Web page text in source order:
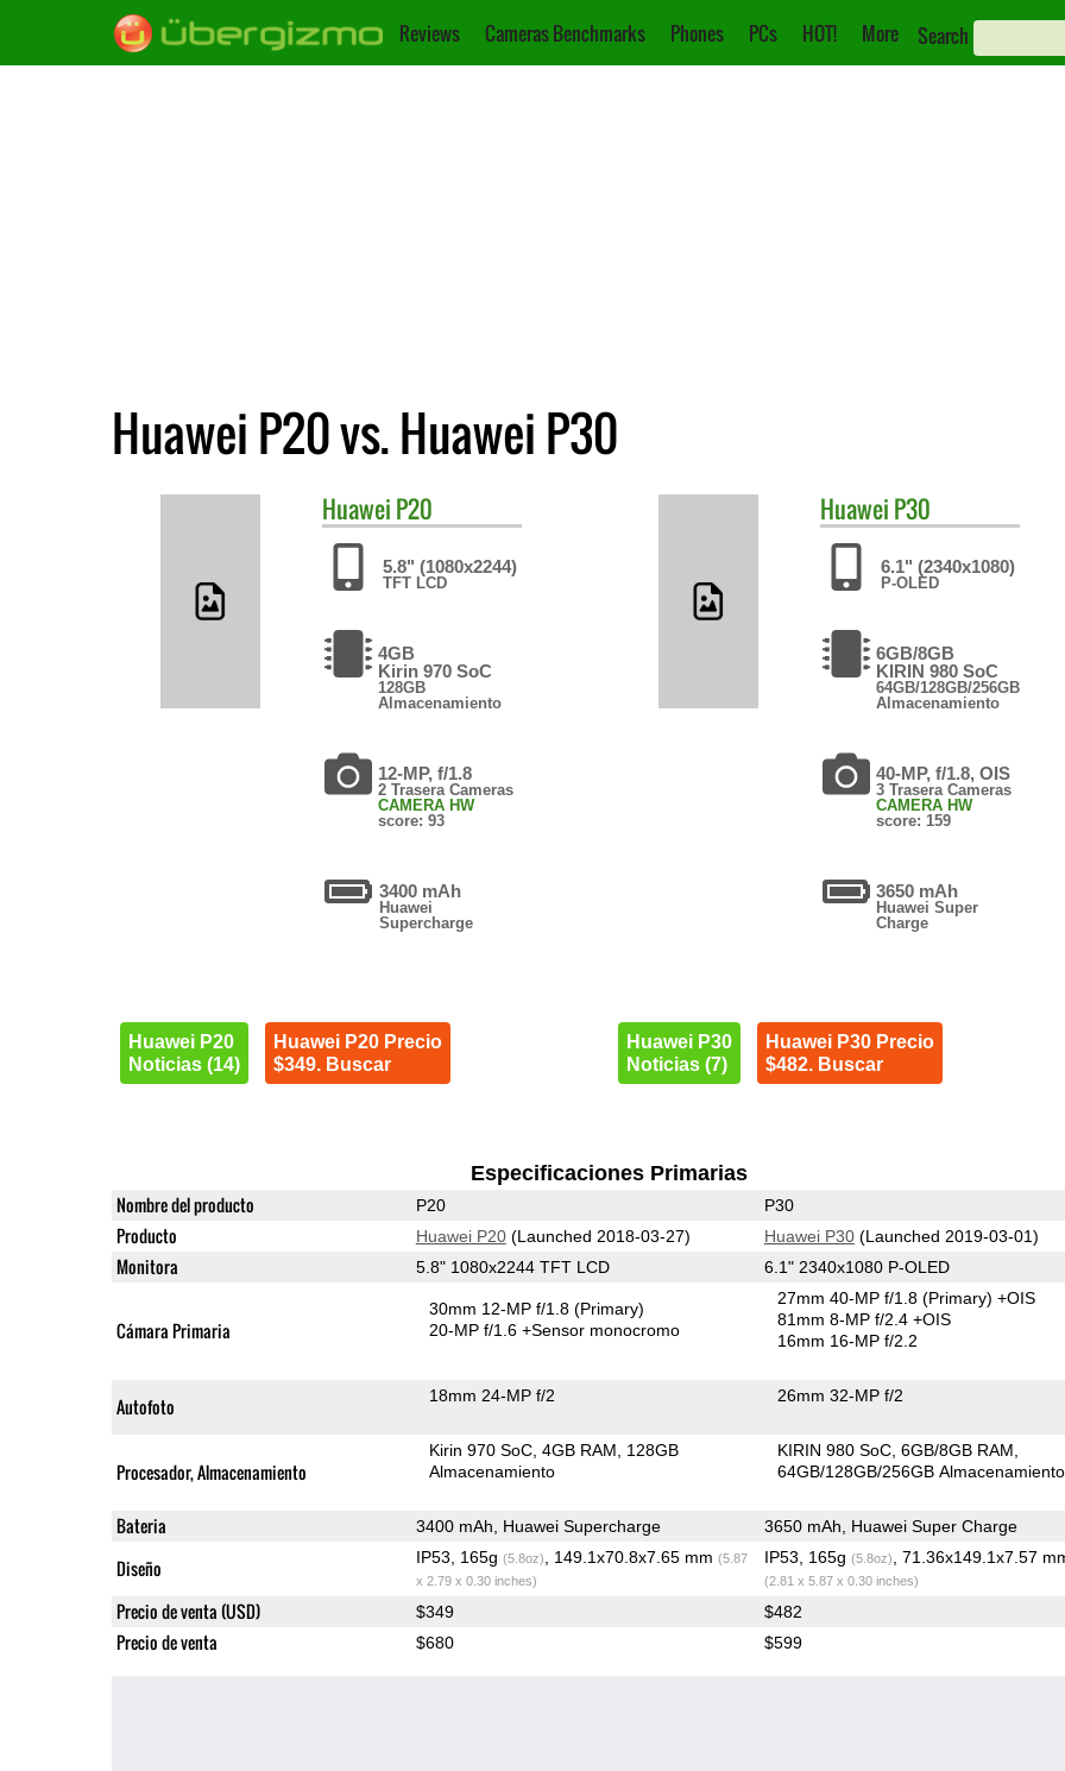
Reviews Cameras Benchmarks Phones PCs HOT! More Search
Huawei P20 vs. Huawei P30
Huawei P20
5.8" (1080x2244)
TFT LCD
4GB
Kirin 970 SoC
128GB
Almacenamiento
12-MP, f/1.8
2 Trasera Cameras
CAMERA HW
score: 93
3400 mAh
Huawei
Supercharge
Huawei P20
Noticias (14)
Huawei P20 Precio
$349. Buscar
Huawei P30
6.1" (2340x1080)
P-OLED
6GB/8GB
KIRIN 980 SoC
64GB/128GB/256GB
Almacenamiento
40-MP, f/1.8, OIS
3 Trasera Cameras
CAMERA HW
score: 159
3650 mAh
Huawei Super
Charge
Huawei P30
Noticias (7)
Huawei P30 Precio
$482. Buscar
Especificaciones Primarias
Nombre del producto P20 P30
Producto Huawei P20(Launched 2018-03-27) Huawei P30(Launched 2019-03-01)
Monitora 5.8" 1080x2244 TFT LCD 6.1" 2340x1080 P-OLED
Cámara Primaria
30mm 12-MP f/1.8(Primary)
20-MP f/1.6+Sensor monocromo
27mm 40-MP f/1.8(Primary) +OIS
81mm 8-MP f/2.4 +OIS
16mm 16-MP f/2.2
Autofoto 18mm 24-MP f/2 26mm 32-MP f/2
Procesador, Almacenamiento
Kirin 970 SoC 4GB RAM
128GB
Almacenamiento
KIRIN 980 SoC 6GB/8GB RAM
64GB/128GB/256GB Almacenamiento
Bateria 3400 mAh, Huawei Supercharge 3650 mAh, Huawei Super Charge
Diseño IP53, 165g (5.8oz) , 149.1x70.8x7.65 mm (5.87
x 2.79 x 0.30 inches)
IP53, 165g (5.8oz) , 71.36x149.1x7.57
(2.81 x 5.87 x 0.30 inches)
Precio de venta (USD) $349 $482
Precio de venta $680 $599